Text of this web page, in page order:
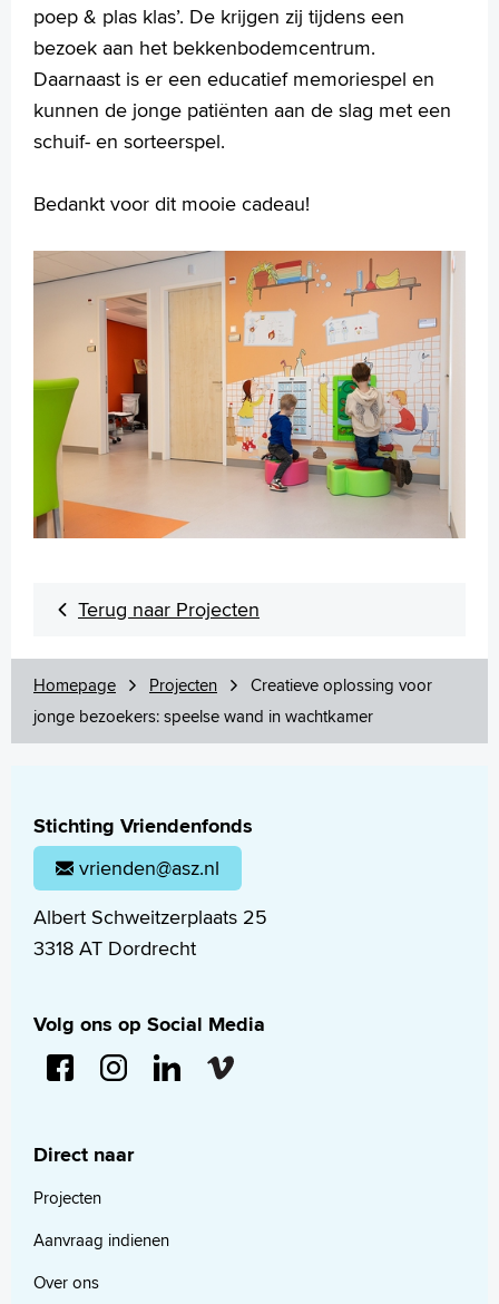
poep & plas klas’. De krijgen zij tijdens een
bezoek aan het bekkenbodemcentrum.
Daarnaast is er een educatief memoriespel en
kunnen de jonge patiënten aan de slag met een
schuif- en sorteerspel.
Bedankt voor dit mooie cadeau!
Terug naar Projecten
Homepage Projecten
Creatieve oplossing voor
jonge bezoekers: speelse wand in wachtkamer
Stichting Vriendenfonds
vrienden@asz.nl
Albert Schweitzerplaats 25
3318 AT Dordrecht
Volg ons op Social Media
Direct naar
Projecten
Aanvraag indienen
Over ons